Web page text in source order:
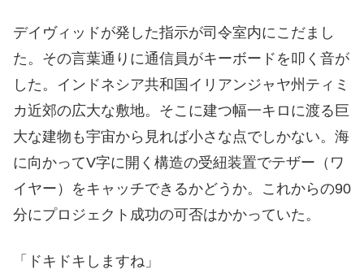
デイヴィッドが発した指示が司令室内にこだまし
た。その言葉通りに通信員がキーボードを叩く音が
した。インドネシア共和国イリアンジャヤ州ティミ
カ近郊の広大な敷地。そこに建つ幅一キロに渡る巨
大な建物も宇宙から見れば小さな点でしかない。海
に向かってV字に開く構造の受紐装置でテザー（ワ
イヤー）をキャッチできるかどうか。これからの90
分にプロジェクト成功の可否はかかっていた。
「ドキドキしますね」